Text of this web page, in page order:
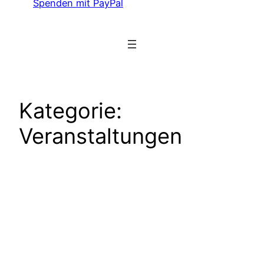
Spenden mit PayPal
Kategorie:
Veranstaltungen